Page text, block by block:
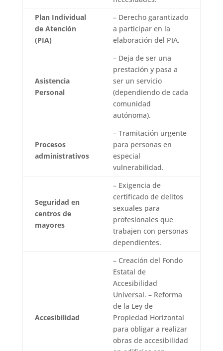
Plan Individual
de Atención
(PIA)
– Derecho garantizado
a participar en la
elaboración del PIA.
Asistencia
Personal
– Deja de ser una
prestación y pasa a
ser un servicio
(dependiendo de cada
comunidad
autónoma).
Procesos
administrativos
– Tramitación urgente
para personas en
especial
vulnerabilidad.
Seguridad en
centros de
mayores
– Exigencia de
certificado de delitos
sexuales para
profesionales que
trabajen con personas
dependientes.
Accesibilidad
– Creación del Fondo
Estatal de
Accesibilidad
Universal. – Reforma
de la Ley de
Propiedad Horizontal
para obligar a realizar
obras de accesibilidad